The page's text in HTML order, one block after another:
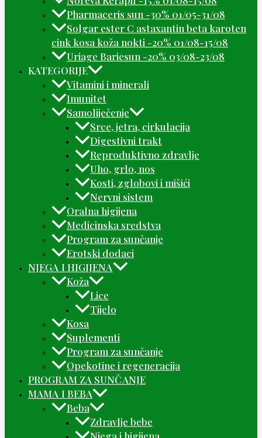
Pharmaceris sun -30% 01/05-31/08
Solgar ester C astaxantin beta karoten
cink kosa koža nokti -20% 01/08-15/08
Uriage Bariesun -20% 03/08-23/08
KATEGORIJE
Vitamini i minerali
Imunitet
Samoliječenje
Srce, jetra, cirkulacija
Digestivni trakt
Reproduktivno zdravlje
Uho, grlo, nos
Kosti, zglobovi i mišići
Nervni sistem
Oralna higijena
Medicinska sredstva
Program za sunčanje
Erotski dodaci
NJEGA I HIGIJENA
Koža
Lice
Tijelo
Kosa
Suplementi
Program za sunčanje
Opekotine i regeneracija
PROGRAM ZA SUNČANJE
MAMA I BEBA
Beba
Zdravlje bebe